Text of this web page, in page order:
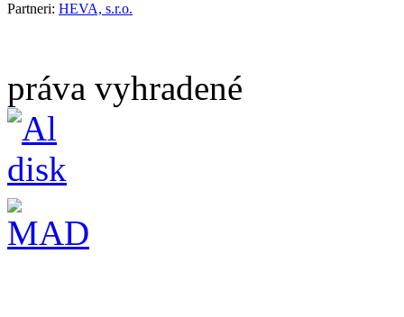
Partneri: HEVA, s.r.o.
práva vyhradené